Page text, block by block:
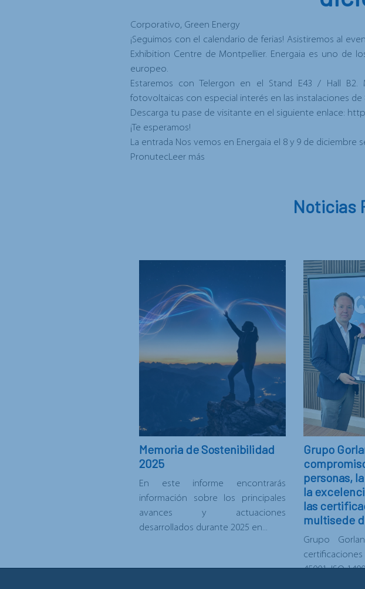
Corporativo, Green Energy
¡Seguimos con el calendario de ferias! Asistiremos al
Exhibition Centre de Montpellier. Energaia es uno de
europeo.
Estaremos con Telergon en el Stand E43 / Hall B2.
fotovoltaicas con especial interés en las instalaciones de
Descarga tu pase de visitante en el siguiente enlace:
¡Te esperamos!
La entrada Nos vemos en Energaia el 8 y 9 de diciembre
PronutecLeer más
Noticias
Memoria de Sostenibilidad
2025
En este informe encontrarás
información sobre los principales
avances y actuaciones
desarrollados durante 2025 en...
Grupo
personas,
la
las
multisede
Grupo
45001, ISO
< VOLVER A LAS NOTICIAS